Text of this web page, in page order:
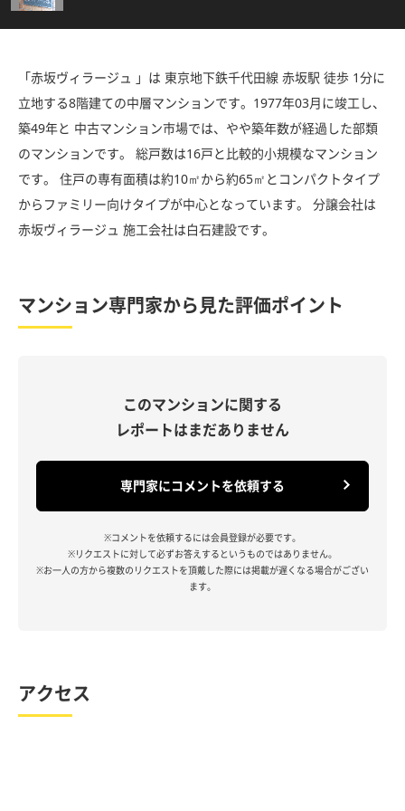
「赤坂ヴィラージュ 」は 東京地下鉄千代田線 赤坂駅 徒歩 1分に
立地する8階建ての中層マンションです。1977年03月に竣工し、
築49年と 中古マンション市場では、やや築年数が経過した部類
のマンションです。 総戸数は16戸と比較的小規模なマンション
です。 住戸の専有面積は約10㎡から約65㎡とコンパクトタイプ
からファミリー向けタイプが中心となっています。 分譲会社は
赤坂ヴィラージュ 施工会社は白石建設です。
マンション専門家から見た評価ポイント
このマンションに関する
レポートはまだありません
専門家にコメントを依頼する
※コメントを依頼するには会員登録が必要です。
※リクエストに対して必ずお答えするというものではありません。
※お一人の方から複数のリクエストを頂戴した際には掲載が遅くなる場合がござい
ます。
アクセス